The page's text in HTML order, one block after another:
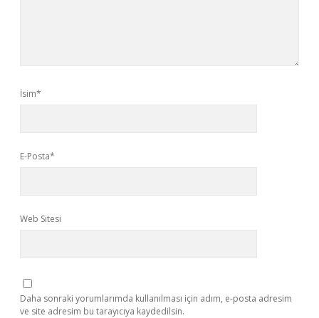
İsim*
E-Posta*
Web Sitesi
Daha sonraki yorumlarımda kullanılması için adım, e-posta adresim
ve site adresim bu tarayıcıya kaydedilsin.